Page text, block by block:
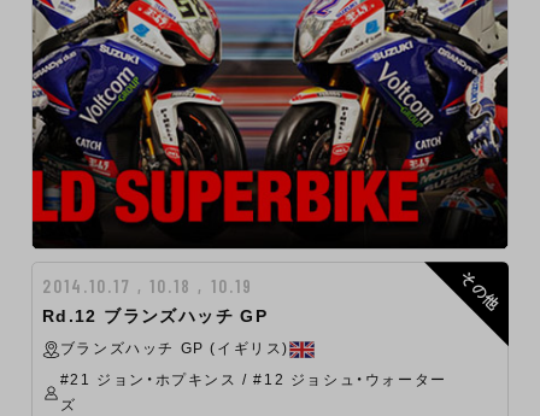
2014.10.17 , 10.18 , 10.19
Rd.12 ブランズハッチ GP
ブランズハッチ GP (イギリス)
#21 ジョン・ホプキンス / #12 ジョシュ・ウォーター
ズ
その他